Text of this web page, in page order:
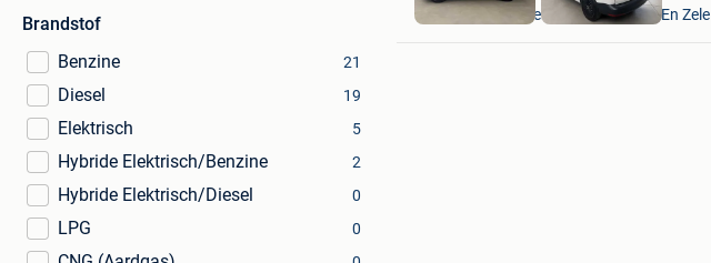
Brandstof
Benzine
21
Diesel 19
Elektrisch 5
Hybride Elektrisch/Benzine 2
Hybride Elektrisch/Diesel 0
LPG 0
Lokeren+Deel Overmere En Zele